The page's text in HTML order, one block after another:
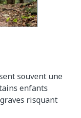
souvent une
enfants
risquant